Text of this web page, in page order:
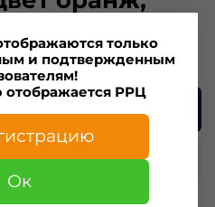
в 1 клик
только
и подтвержденным
РРЦ
Ок